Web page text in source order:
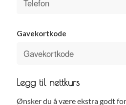
Gavekortkode
Legg til nettkurs
Ønsker du å være ekstra godt